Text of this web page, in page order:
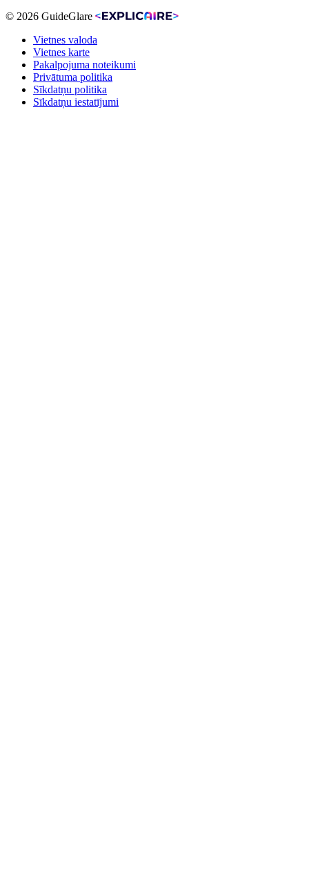
© 2026 GuideGlare
Vietnes valoda
Vietnes karte
Pakalpojuma noteikumi
Privātuma politika
Sīkdatņu politika
Sīkdatņu iestatījumi